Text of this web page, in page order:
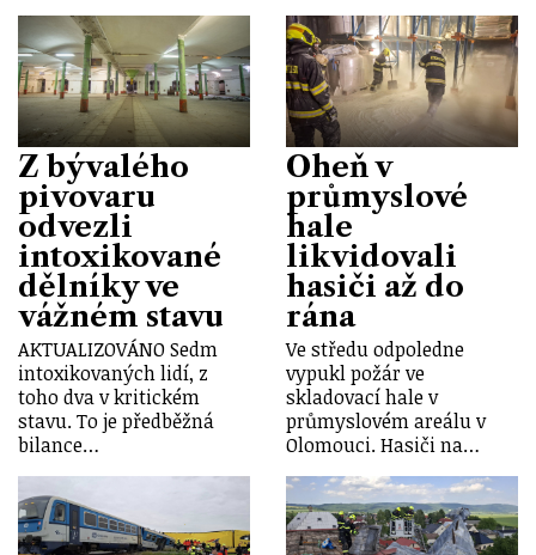
Z bývalého
pivovaru
odvezli
intoxikované
dělníky ve
vážném stavu
AKTUALIZOVÁNO Sedm
intoxikovaných lidí, z
toho dva v kritickém
stavu. To je předběžná
bilance…
Oheň v
průmyslové
hale
likvidovali
hasiči až do
rána
Ve středu odpoledne
vypukl požár ve
skladovací hale v
průmyslovém areálu v
Olomouci. Hasiči na…